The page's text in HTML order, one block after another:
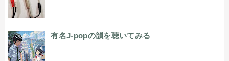
有名J-popの韻を聴いてみる